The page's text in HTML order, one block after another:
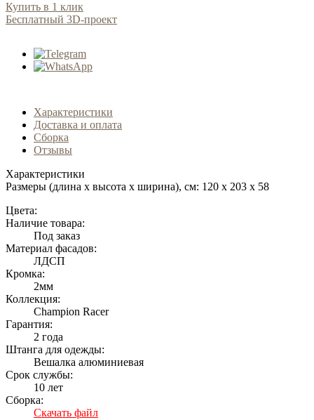
Купить в 1 клик
Бесплатный 3D-проект
Характеристики
Доставка и оплата
Сборка
Отзывы
Характеристики
Размеры (длина х высота х ширина), см: 120 x 203 x 58
Цвета:
Наличие товара:
Под заказ
Материал фасадов:
ЛДСП
Кромка:
2мм
Коллекция:
Champion Racer
Гарантия:
2 года
Штанга для одежды:
Вешалка алюминиевая
Срок службы:
10 лет
Сборка:
Скачать файл